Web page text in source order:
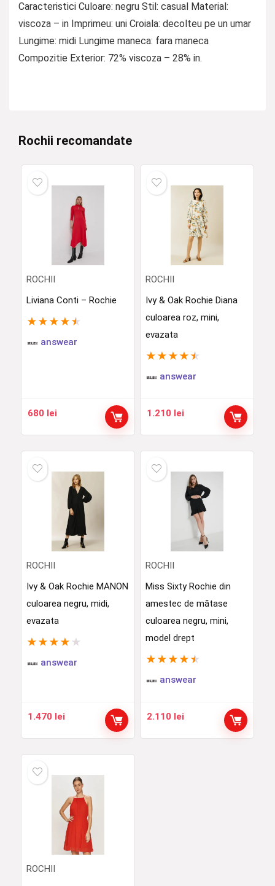
Caracteristici Culoare: negru Stil: casual Material:
viscoza – in Imprimeu: uni Croiala: decolteu pe un umar
Lungime: midi Lungime maneca: fara maneca
Compozitie Exterior: 72% viscoza – 28% in.
Rochii recomandate
ROCHII
Liviana Conti – Rochie
★ ★ ★ ★ ★
answear
680 lei
ROCHII
Ivy & Oak Rochie Diana
culoarea roz, mini,
evazata
★ ★ ★ ★ ★
answear
1.210 lei
ROCHII
Ivy & Oak Rochie MANON
culoarea negru, midi,
evazata
★ ★ ★ ★ ★
answear
1.470 lei
ROCHII
Miss Sixty Rochie din
amestec de mătase
culoarea negru, mini,
model drept
★ ★ ★ ★ ★
answear
2.110 lei
ROCHII